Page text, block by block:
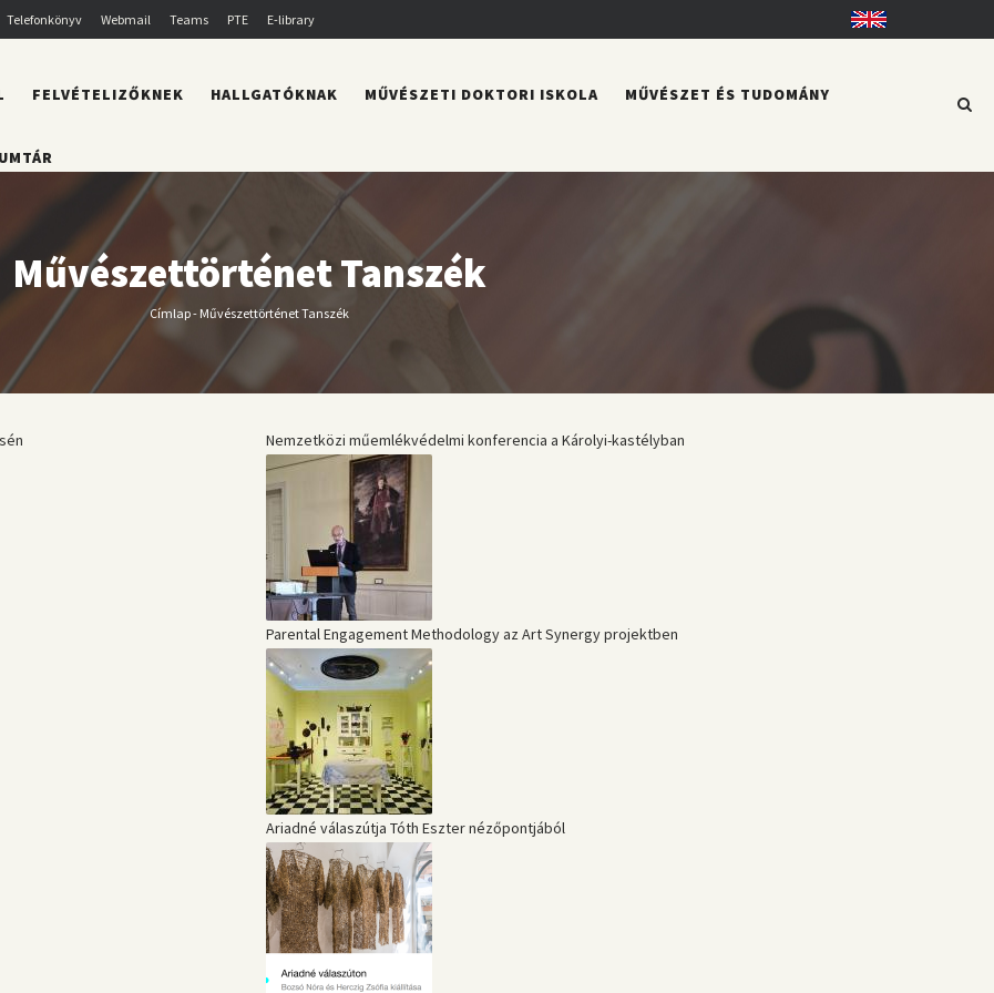
Telefonkönyv Webmail Teams PTE E-library English
FELVÉTELIZŐKNEK HALLGATÓKNAK MŰVÉSZETI DOKTORI ISKOLA MŰVÉSZET ÉS TUDOMÁNY
Művészettörténet Tanszék
Morzsa
Címlap- Művészettörténet Tanszék
Nemzetközi műemlékvédelmi konferencia a Károlyi-kastélyban
Parental Engagement Methodology az Art Synergy projektben
Ariadné válaszútja Tóth Eszter nézőpontjából